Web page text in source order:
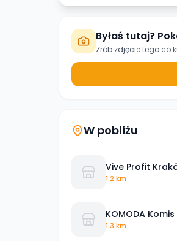
Byłaś tutaj?
Zrób zdjęcie tego co
W pobliżu
Vive Profit
1.2 km
KOMODA
1.3 km